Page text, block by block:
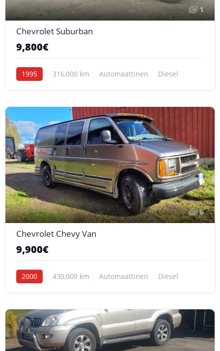
1
Chevrolet Suburban
9,800€
1995 316,000 km Automaattinen Diesel
6
Chevrolet Chevy Van
9,900€
2000 430,000 km Automaattinen Diesel